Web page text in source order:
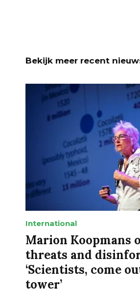
Bekijk meer recent
International
Marion Koopmans
threats and
‘Scientists, come
tower’